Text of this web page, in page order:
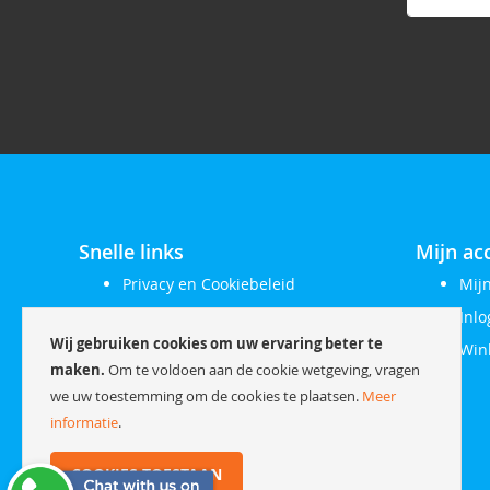
Wij gebruiken cookies om uw ervaring beter te
maken. Om te voldoen aan de cookie wetgeving, vragen
we uw toestemming om de cookies te plaatsen. Meer
informatie.
COOKIES TOESTAAN
op
Snelle links
Privacy en Cookiebeleid
Contact opnemen
Orders en retour
Klachtenregeling
Herroepingsrecht
Mijn